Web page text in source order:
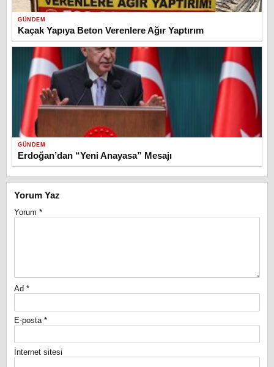
GÜNDEM
Kaçak Yapıya Beton Verenlere Ağır Yaptırım
GÜNDEM
Erdoğan’dan “Yeni Anayasa” Mesajı
Yorum Yaz
Yorum *
Ad *
E-posta *
İnternet sitesi